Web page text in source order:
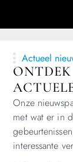
Actueel
Onze
met wat er in
interessante